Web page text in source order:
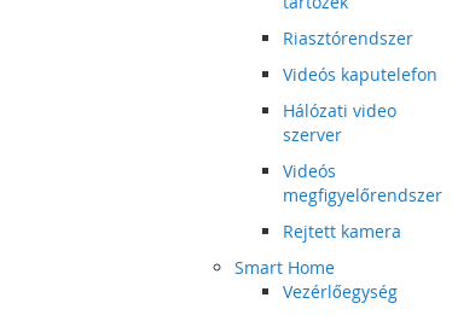
Riasztórendszer
Videós kaputelefon
Hálózati video
szerver
Videós
megfigyelőrendszer
Rejtett kamera
Smart Home
Vezérlőegység